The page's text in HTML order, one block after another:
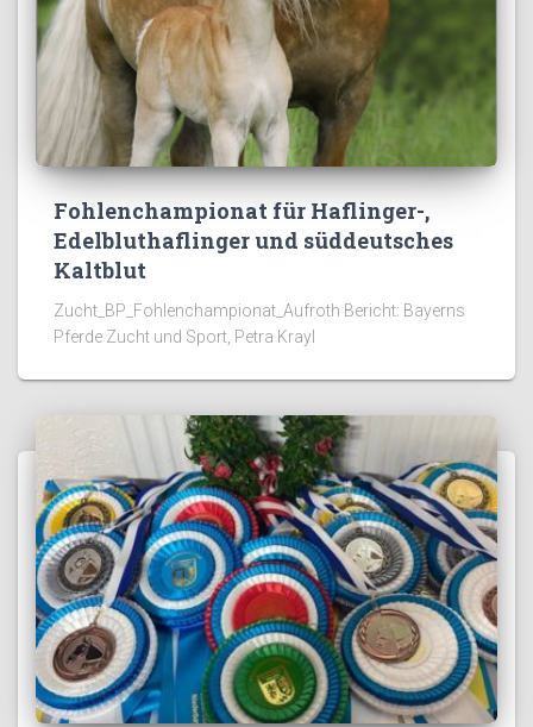
Fohlenchampionat für Haflinger-,
Edelbluthaflinger und süddeutsches
Kaltblut
Zucht_BP_Fohlenchampionat_Aufroth Bericht: Bayerns
Pferde Zucht und Sport, Petra Krayl